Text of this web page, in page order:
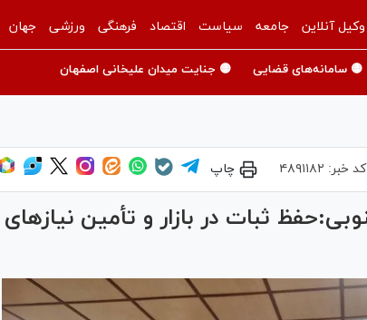
وکیل آنلاین جامعه سیاست اقتصاد فرهنگی ورزشی جهان
🟡 سامانه‌های قضایی 🟡 جنایت میدان علیخانی اصفهان
کد خبر: ۴۸۹۱۱۸۲ چاپ
ثبات در بازار و تأمین نیاز‌های